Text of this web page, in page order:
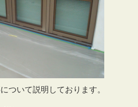
ついて説明しております。